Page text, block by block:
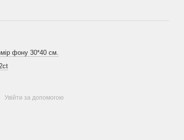
фону 30*40 см.
Увійти за допомогою